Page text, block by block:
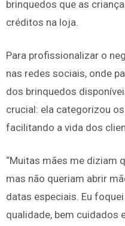
brinquedos que as
créditos na loja.
Para profissionalizar o
nas redes sociais, onde
dos brinquedos
crucial: ela categorizou
facilitando a vida dos
“Muitas mães me diziam
mas não queriam abrir
datas especiais. Eu
qualidade, bem cuidados